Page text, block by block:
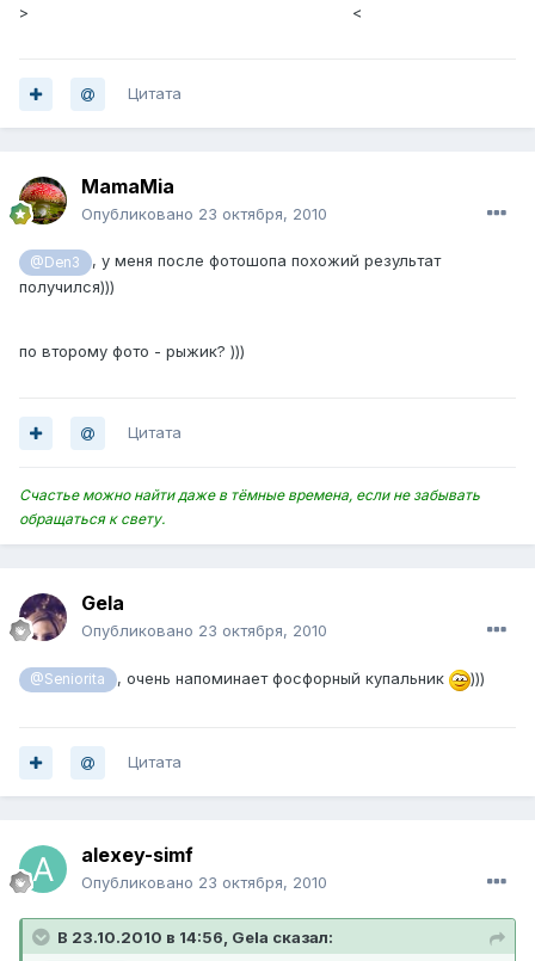
> <
Цитата
MamaMia
Опубликовано 23 октября, 2010
@Den3
, у меня после фотошопа похожий результат
получился)))
по второму фото - рыжик? )))
Цитата
Счастье можно найти даже в тёмные времена, если не забывать
обращаться к свету.
Gela
Опубликовано 23 октября, 2010
@Seniorita , очень напоминает фосфорный купальник )))
Цитата
alexey-simf
Опубликовано 23 октября, 2010
В 23.10.2010 в 14:56, Gela сказал: